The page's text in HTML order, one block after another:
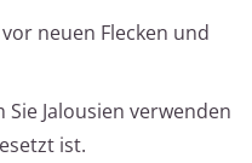
neuen Flecken und
Jalousien verwenden
ist.